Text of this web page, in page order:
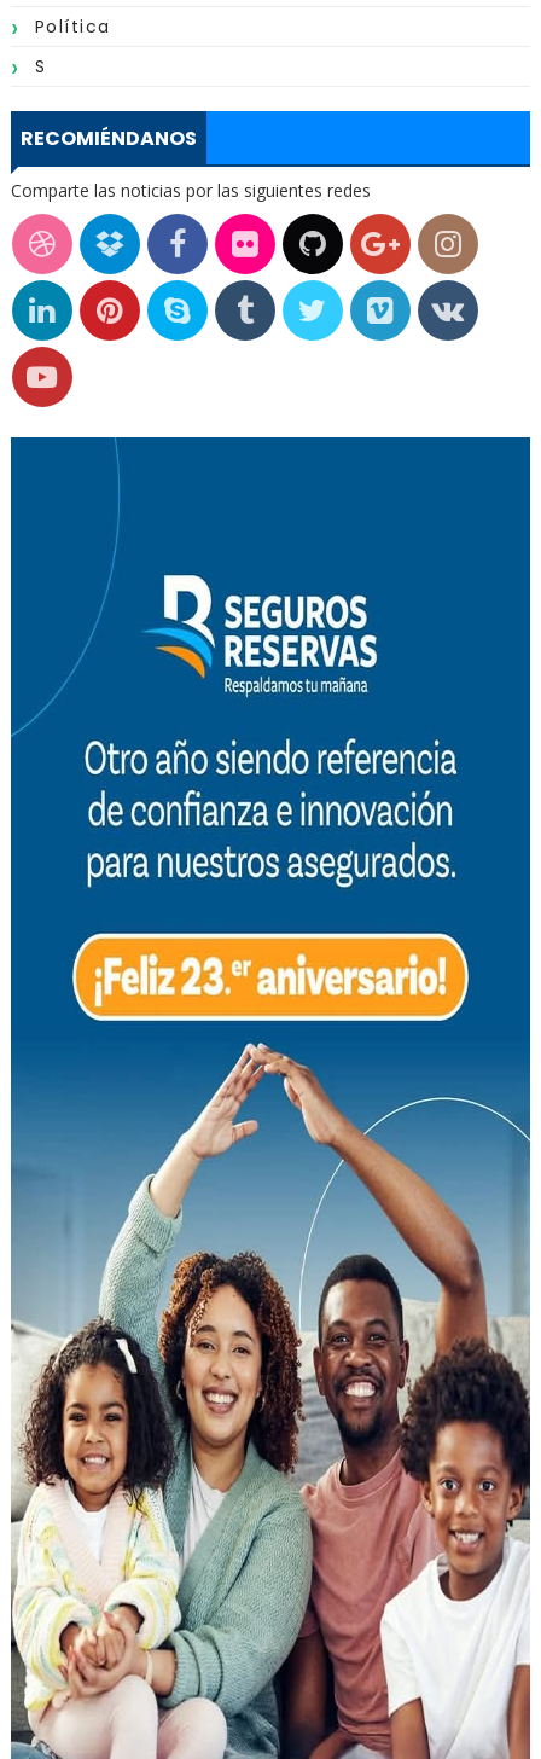
Política
S
RECOMIÉNDANOS
Comparte las noticias por las siguientes redes